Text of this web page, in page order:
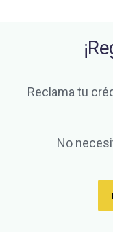
Reclama tu
No